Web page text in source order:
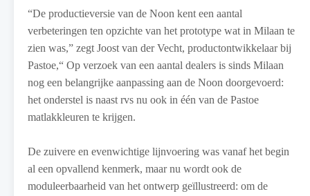
“De productieversie van de Noon kent een aantal
verbeteringen ten opzichte van het prototype wat in Milaan te
zien was,” zegt Joost van der Vecht, productontwikkelaar bij
Pastoe,“ Op verzoek van een aantal dealers is sinds Milaan
nog een belangrijke aanpassing aan de Noon doorgevoerd:
het onderstel is naast rvs nu ook in één van de Pastoe
matlakkleuren te krijgen.
De zuivere en evenwichtige lijnvoering was vanaf het begin
al een opvallend kenmerk, maar nu wordt ook de
moduleerbaarheid van het ontwerp geïllustreerd: om de